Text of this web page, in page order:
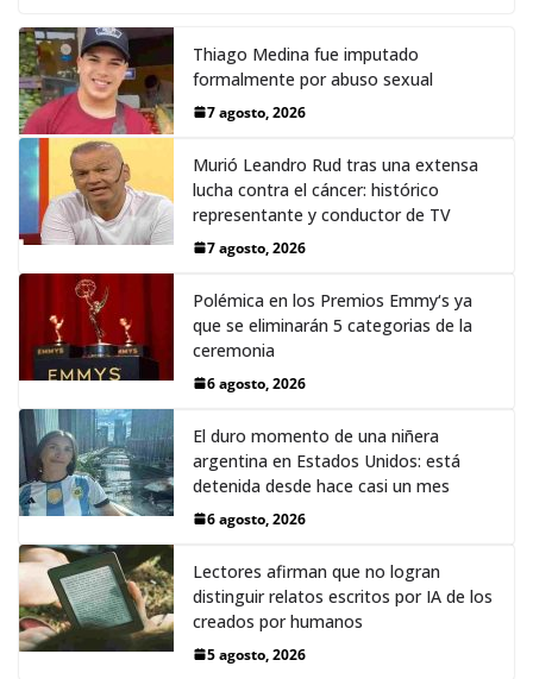
Thiago Medina fue imputado
formalmente por abuso sexual
7 agosto, 2026
Murió Leandro Rud tras una extensa
lucha contra el cáncer: histórico
representante y conductor de TV
7 agosto, 2026
Polémica en los Premios Emmy‘s ya
que se eliminarán 5 categorias de la
ceremonia
6 agosto, 2026
El duro momento de una niñera
argentina en Estados Unidos: está
detenida desde hace casi un mes
6 agosto, 2026
Lectores afirman que no logran
distinguir relatos escritos por IA de los
creados por humanos
5 agosto, 2026